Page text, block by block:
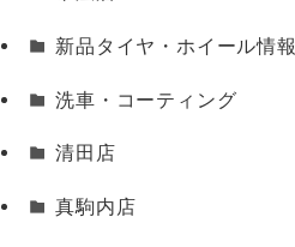
新品タイヤ・ホイール情報
洗車・コーティング
清田店
真駒内店